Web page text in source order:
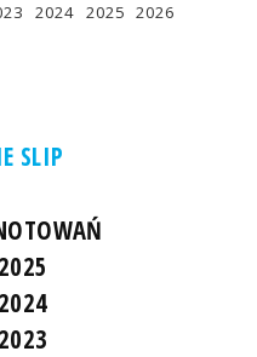
2024 2025 2026
SLIP